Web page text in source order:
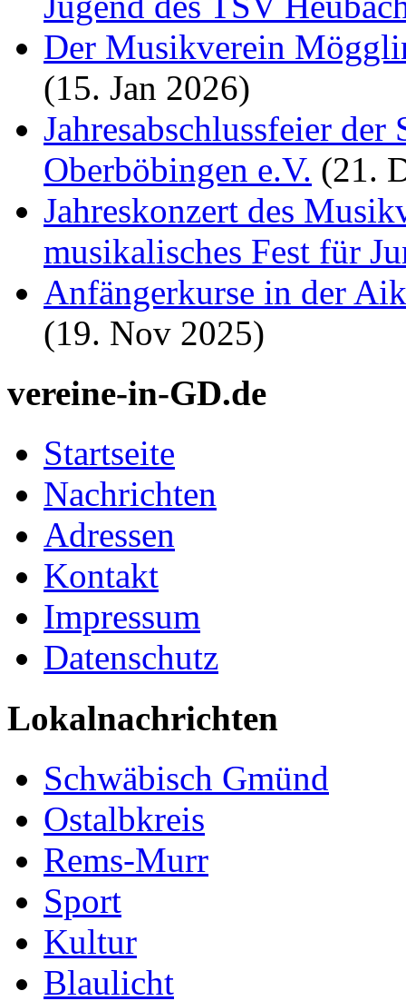
Der Musikverein
(15. Jan 2026)
Jahresabschlussfeier der
Oberböbingen e.V. (21.
Jahreskonzert des
musikalisches Fest für
Anfängerkurse in der
(19. Nov 2025)
vereine-in-GD.de
Startseite
Nachrichten
Adressen
Kontakt
Impressum
Datenschutz
Lokalnachrichten
Schwäbisch Gmünd
Ostalbkreis
Rems-Murr
Sport
Kultur
Blaulicht